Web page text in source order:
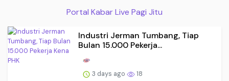
Portal Kabar Live Pagi Jitu
Industri Jerman Tumbang, Tiap
Bulan 15.000 Pekerja...
3 days ago 18